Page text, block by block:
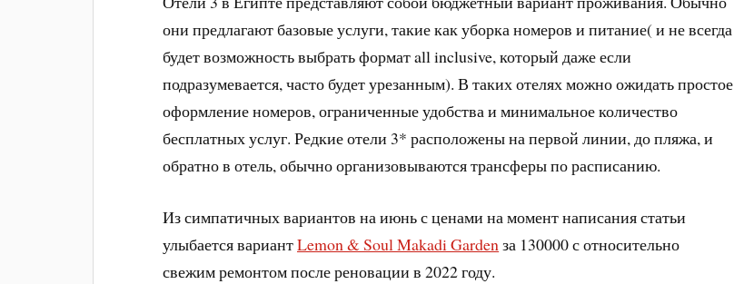
они предлагают базовые услуги, такие как уборка номеров и питание( и не всегда
будет возможность выбрать формат all inclusive, который даже если
подразумевается, часто будет урезанным). В таких отелях можно ожидать простое
оформление номеров, ограниченные удобства и минимальное количество
бесплатных услуг. Редкие отели 3* расположены на первой линии, до пляжа, и
обратно в отель, обычно организовываются трансферы по расписанию.
Из симпатичных вариантов на июнь с ценами на момент написания статьи
улыбается вариантLemon & Soul Makadi Garden за 130000 с относительно
свежим ремонтом после реновации в 2022 году.